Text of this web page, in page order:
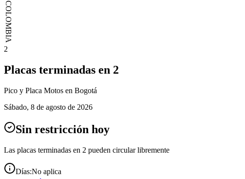
COLOMBIA
2
Placas terminadas en 2
Pico y Placa Motos en Bogotá
Sábado, 8 de agosto de 2026
Sin restricción hoy
Las placas terminadas en 2 pueden circular libremente
Días:No aplica